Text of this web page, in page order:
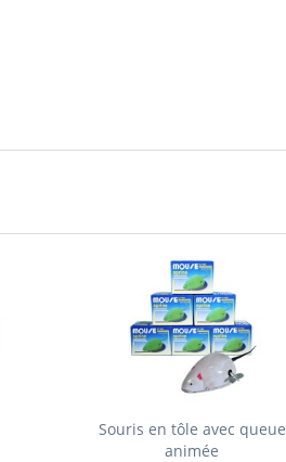
Souris en tôle avec queue
animée